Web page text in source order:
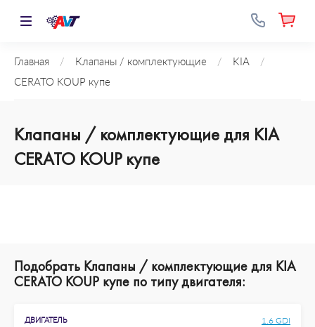
Главная / Клапаны / комплектующие / KIA
/
CERATO KOUP купе
Клапаны / комплектующие для KIA
CERATO KOUP купе
Подобрать Клапаны / комплектующие для KIA
CERATO KOUP купе по типу двигателя:
ДВИГАТЕЛЬ 1.6 GDI